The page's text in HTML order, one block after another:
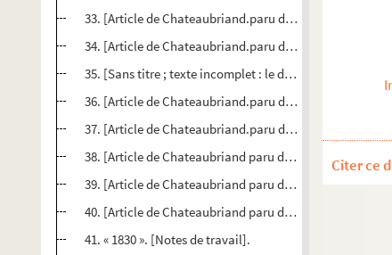
33. [Article de Chateaubriand.paru dans] « Le
34. [Article de Chateaubriand.paru dans] « Le
35. [Sans titre ; texte incomplet : le début manque].
36. [Article de Chateaubriand.paru dans] « Le
37. [Article de Chateaubriand.paru dans] « Le
38. [Article de Chateaubriand paru dans] « Le
39. [Article de Chateaubriand paru dans] « Le
40. [Article de Chateaubriand paru dans] « Le
41. « 1830 ». [Notes de travail].
Citer ce